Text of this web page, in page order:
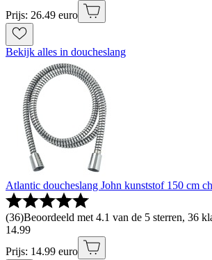
Prijs: 26.49 euro
Bekijk alles in doucheslang
Atlantic doucheslang John kunststof 150 cm
(36)Beoordeeld met 4.1 van de 5 sterren, 36
14.99
Prijs: 14.99 euro